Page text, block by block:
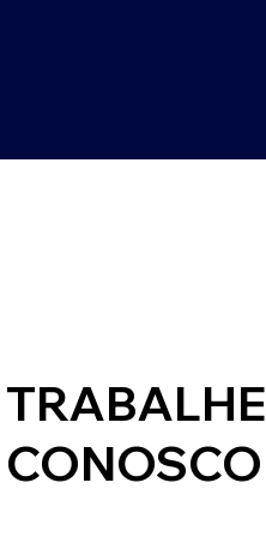
TRABALHE
CONOSCO